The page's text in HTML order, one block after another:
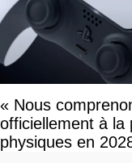
« Nous
officiellement à la
physiques en